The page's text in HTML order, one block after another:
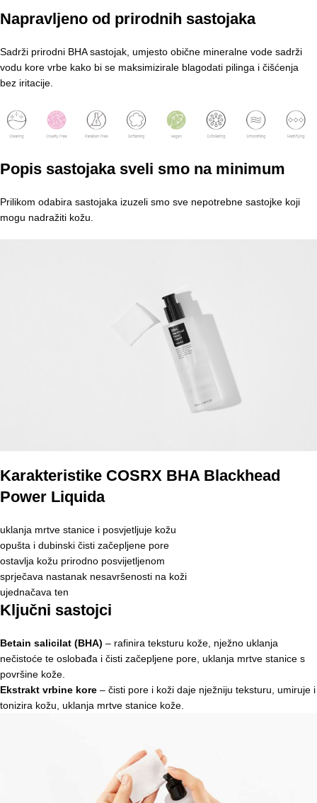
Napravljeno od prirodnih sastojaka
Sadrži prirodni BHA sastojak, umjesto obične mineralne vode sadrži
vodu kore vrbe kako bi se maksimizirale blagodati pilinga i čišćenja
bez iritacije.
Popis sastojaka sveli smo na minimum
Prilikom odabira sastojaka izuzeli smo sve nepotrebne sastojke koji
mogu nadražiti kožu.
Karakteristike COSRX BHA Blackhead
Power Liquida
uklanja mrtve stanice i posvjetljuje kožu
opušta i dubinski čisti začepljene pore
ostavlja kožu prirodno posvijetljenom
sprječava nastanak nesavršenosti na koži
ujednačava ten
Ključni sastojci
Betain salicilat (BHA) – rafinira teksturu kože, nježno uklanja
nečistoće te oslobađa i čisti začepljene pore, uklanja mrtve stanice s
površine kože.
Ekstrakt vrbine kore – čisti pore i koži daje nježniju teksturu, umiruje i
tonizira kožu, uklanja mrtve stanice kože.